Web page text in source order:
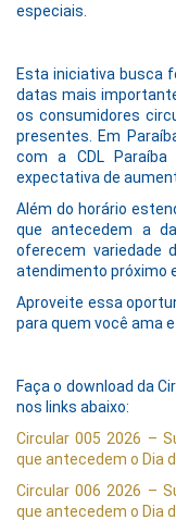
especiais.
Esta iniciativa busca
datas mais
os consumidores
presentes. Em
com a CDL
expectativa de
Além do horário
que antecedem a
oferecem variedade
atendimento próximo
Aproveite essa
para quem você ama
Faça o download da
nos links abaixo:
Circular 005 2026 –
que antecedem o Dia
Circular 006 2026 –
que antecedem o Dia